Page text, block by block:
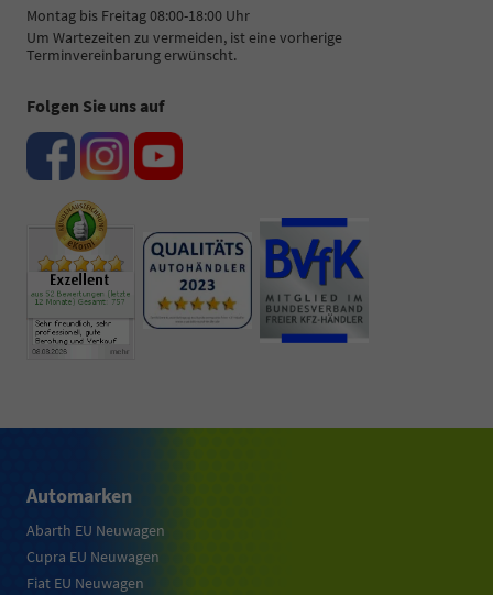
Montag bis Freitag 08:00-18:00 Uhr
Um Wartezeiten zu vermeiden, ist eine vorherige
Terminvereinbarung erwünscht.
Folgen Sie uns auf
Automarken
Abarth EU Neuwagen
Cupra EU Neuwagen
Fiat EU Neuwagen